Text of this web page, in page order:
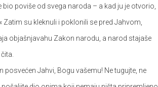
poviše od svega naroda – a kad ju je otvorio,
su kleknuli i poklonili se pred Jahvom,
objašnjavahu Zakon narodu, a narod stajaše
Jahvi, Bogu vašemu! Ne tugujte, ne